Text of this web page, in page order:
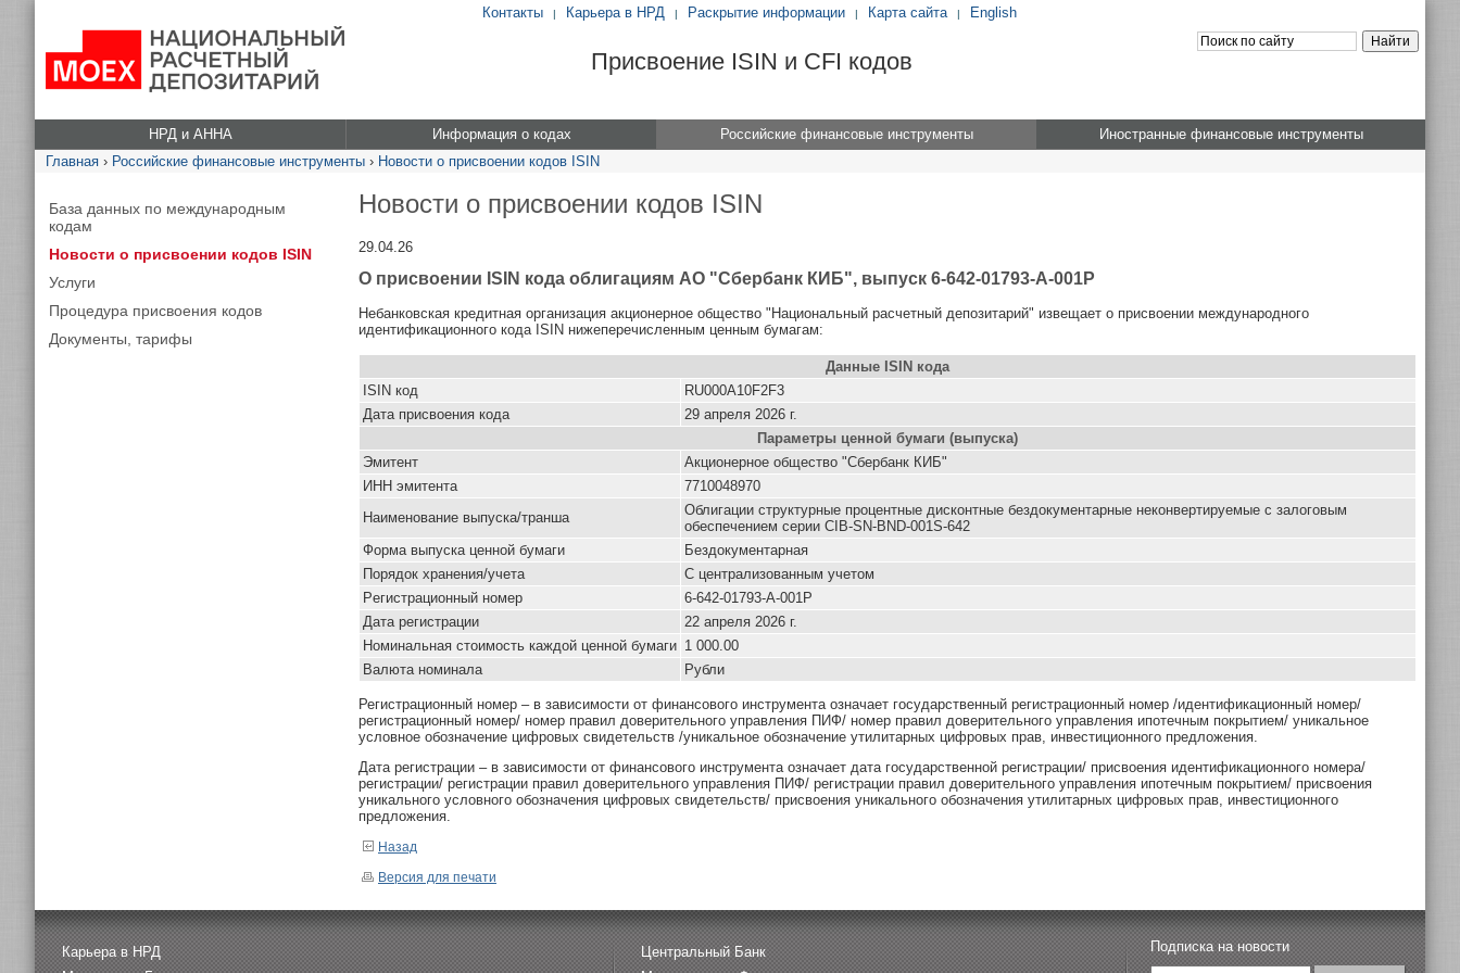
Контакты | Карьера в НРД | Раскрытие информации | Карта сайта | English
Присвоение ISIN и CFI кодов
НРД и АННА Информация о кодах Российские финансовые инструменты
Иностранные финансовые инструменты
Главная › Российские финансовые инструменты › Новости о присвоении кодов ISIN
База данных по международным
кодам
Новости о присвоении кодов ISIN
Услуги
Процедура присвоения кодов
Документы, тарифы
Новости о присвоении кодов ISIN
29.04.26
О присвоении ISIN кода облигациям АО "Сбербанк КИБ", выпуск 6-642-01793-A-001P
Небанковская кредитная организация акционерное общество "Национальный расчетный депозитарий" извещает о присвоении международного
идентификационного кода ISIN нижеперечисленным ценным бумагам:
Данные ISIN кода
ISIN код
RU000A10F2F3
Дата присвоения кода
29 апреля 2026 г.
Параметры ценной бумаги (выпуска)
Эмитент
Акционерное общество "Сбербанк КИБ"
ИНН эмитента
7710048970
Наименование выпуска/транша
Облигации структурные процентные дисконтные бездокументарные неконвертируемые с залоговым
обеспечением серии CIB-SN-BND-001S-642
Форма выпуска ценной бумаги
Бездокументарная
Порядок хранения/учета
С централизованным учетом
Pегистрационный номер
6-642-01793-A-001P
Дата регистрации
22 апреля 2026 г.
Номинальная стоимость каждой ценной бумаги 1 000.00
Валюта номинала
Рубли
Регистрационный номер – в зависимости от финансового инструмента означает государственный регистрационный номер /идентификационный номер/
регистрационный номер/ номер правил доверительного управления ПИФ/ номер правил доверительного управления ипотечным покрытием/ уникальное
условное обозначение цифровых свидетельств /уникальное обозначение утилитарных цифровых прав, инвестиционного предложения.
Дата регистрации – в зависимости от финансового инструмента означает дата государственной регистрации/ присвоения идентификационного номера/
регистрации/ регистрации правил доверительного управления ПИФ/ регистрации правил доверительного управления ипотечным покрытием/ присвоения
уникального условного обозначения цифровых свидетельств/ присвоения уникального обозначения утилитарных цифровых прав, инвестиционного
предложения.
Назад
Версия для печати
Карьера в НРД
Центральный Банк
Подписка на новости